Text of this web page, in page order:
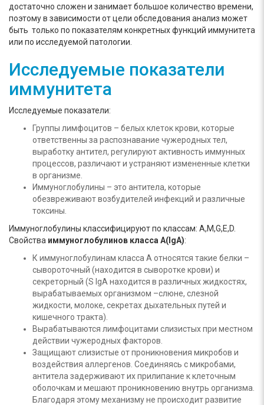
достаточно сложен и занимает большое количество времени,
поэтому в зависимости от цели обследования анализ может
быть только по показателям конкретных функций иммунитета
или по исследуемой патологии.
Исследуемые показатели
иммунитета
Исследуемые показатели:
Группы лимфоцитов – белых клеток крови, которые
ответственны за распознавание чужеродных тел,
выработку антител, регулируют активность иммунных
процессов, различают и устраняют измененные клетки
в организме.
Иммуноглобулины – это антитела, которые
обезвреживают возбудителей инфекций и различные
токсины.
Иммуноглобулины классифицируют по классам: A,M,G,E,D.
Свойства иммуноглобулинов класса А(lgA):
К иммуноглобулинам класса А относятся такие белки –
сывороточный (находится в сыворотке крови) и
секреторный (S lgA находится в различных жидкостях,
вырабатываемых организмом –слюне, слезной
жидкости, молоке, секретах дыхательных путей и
кишечного тракта).
Вырабатываются лимфоцитами слизистых при местном
действии чужеродных факторов.
Защищают слизистые от проникновения микробов и
воздействия аллергенов. Соединяясь с микробами,
антитела задерживают их прилипание к клеточным
оболочкам и мешают проникновению внутрь организма.
Благодаря этому механизму не происходит развитие